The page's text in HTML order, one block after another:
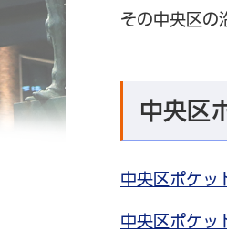
その中央区の
中央区
中央区ポケッ
中央区ポケッ